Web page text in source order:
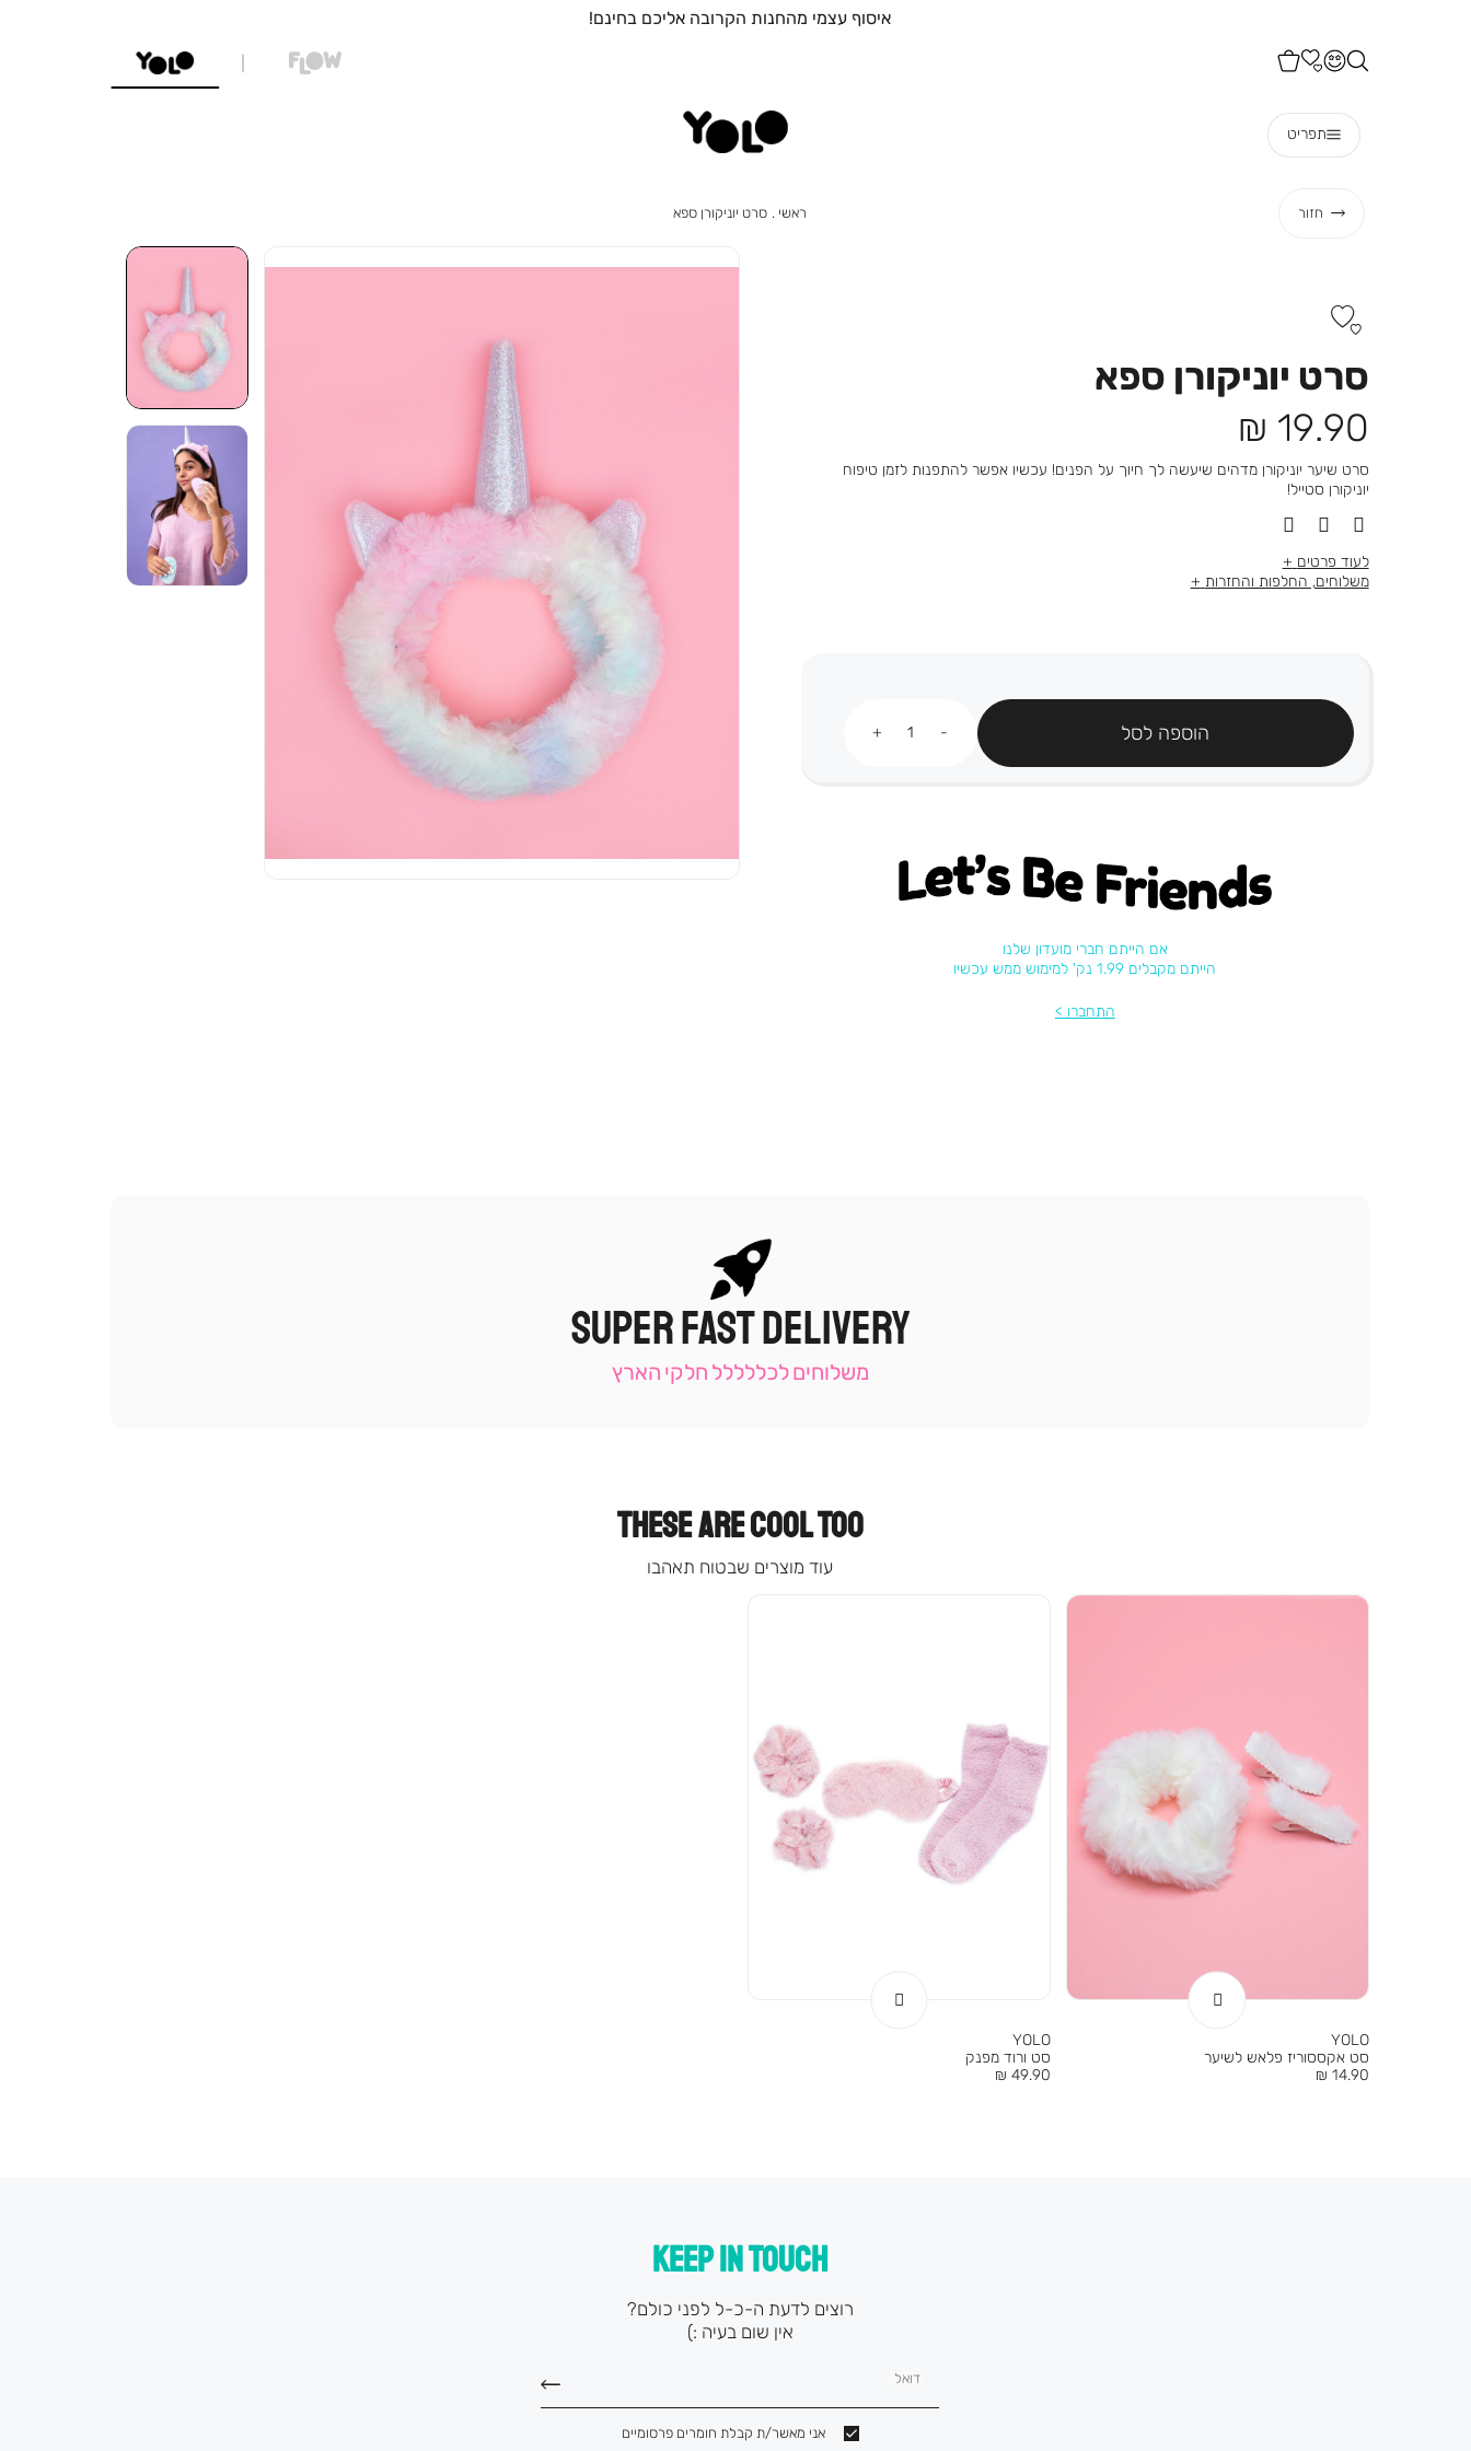
איסוף עצמי מהחנות הקרובה אליכם בחינם!
תפריט
חזור ראשי ראשי
סרט יוניקורן ספאסרט
סרט יוניקורן ספא
מחיר
מוצר
19.90 ₪
סרט שיער יוניקורן מדהים שיעשה לך חיוך על הפנים! עכשיו אפשר להתפנות לזמן טיפוח
יוניקורן סטייל!
לעוד פרטים
משלוחים, החלפות והחזרות
הוספה לסל
Let's be friends
אם הייתם חברי מועדון שלנו
הייתם מקבלים 1.99 נק' למימוש ממש עכשיו
התחברו
|
תומכי
-
SUPER FAST DELIVERY
משלוחים לכללללל חלקי הארץ
THESE ARE COOL TOO
עוד מוצרים שבטוח תאהבו
YOLO
סט אקססוריז פלאש לשיער
מחיר
14.90 ₪
YOLO
סט ורוד מפנק
מחיר
49.90 ₪
KEEP IN TOUCH
רוצים לדעת ה-כ-ל לפני כולם?
אין שום בעיה :)
דואל
אני מאשר/ת קבלת חומרים פרסומיים